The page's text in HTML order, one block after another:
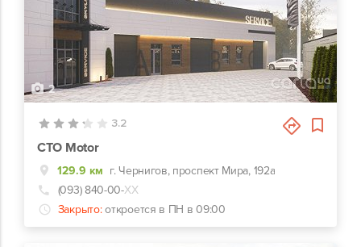
2
3.2
СТО Motor
129.9 км г. Чернигов, проспект Мира, 192а
(093) 840-00-ХХ
Закрыто: откроется в ПН в 09:00